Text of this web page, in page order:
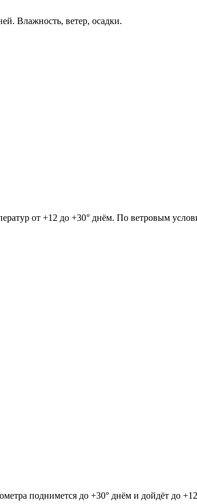
Влажность, ветер, осадки.
от +12 до +30° днём. По ветровым
поднимется до +30° днём и дойдёт до